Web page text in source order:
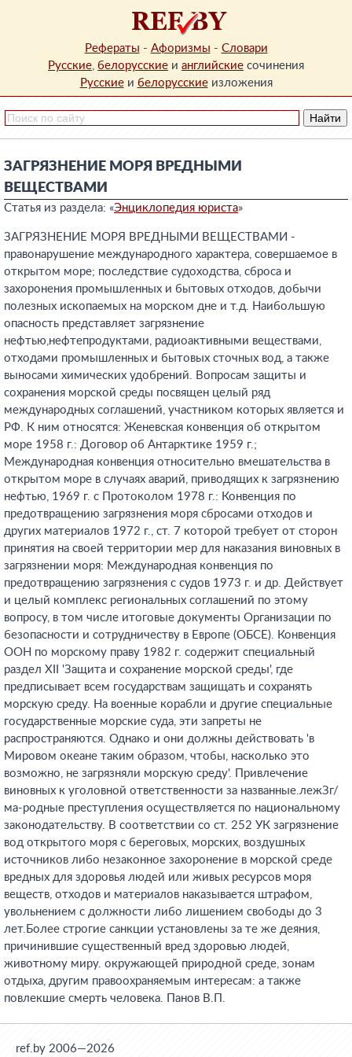
Рефераты - Афоризмы - Словари
Русские, белорусские и английские сочинения
Русскиеи белорусскиеизложения
ЗАГРЯЗНЕНИЕ МОРЯ ВРЕДНЫМИ
ВЕЩЕСТВАМИ
Статья из раздела: «Энциклопедия юриста»
ЗАГРЯЗНЕНИЕ МОРЯ ВРЕДНЫМИ ВЕЩЕСТВАМИ -
правонарушение международного характера, совершаемое в
открытом море; последствие судоходства, сброса и
захоронения промышленных и бытовых отходов, добычи
полезных ископаемых на морском дне и т.д. Наибольшую
опасность представляет загрязнение
нефтью,нефтепродуктами, радиоактивными веществами,
отходами промышленных и бытовых сточных вод, а также
выносами химических удобрений. Вопросам защиты и
сохранения морской среды посвящен целый ряд
международных соглашений, участником которых является и
РФ. К ним относятся: Женевская конвенция об открытом
море 1958 г.: Договор об Антарктике 1959 г.;
Международная конвенция относительно вмешательства в
открытом море в случаях аварий, приводящих к загрязнению
нефтью, 1969 г. с Протоколом 1978 г.: Конвенция по
предотвращению загрязнения моря сбросами отходов и
других материалов 1972 г., ст. 7 которой требует от сторон
принятия на своей территории мер для наказания виновных в
загрязнении моря: Международная конвенция по
предотвращению загрязнения с судов 1973 г. и др. Действует
и целый комплекс региональных соглашений по этому
вопросу, в том числе итоговые документы Организации по
безопасности и сотрудничеству в Европе (ОБСЕ). Конвенция
ООН по морскому праву 1982 г. содержит специальный
раздел XII 'Защита и сохранение морской среды', где
предписывает всем государствам защищать и сохранять
морскую среду. На военные корабли и другие специальные
государственные морские суда, эти запреты не
распространяются. Однако и они должны действовать 'в
Мировом океане таким образом, чтобы, насколько это
возможно, не загрязняли морскую среду'. Привлечение
виновных к уголовной ответственности за названные.лежЗг/
ма-родные преступления осуществляется по национальному
законодательству. В соответствии со ст. 252 УК загрязнение
вод открытого моря с береговых, морских, воздушных
источников либо незаконное захоронение в морской среде
вредных для здоровья людей или живых ресурсов моря
веществ, отходов и материалов наказывается штрафом,
увольнением с должности либо лишением свободы до 3
лет.Более строгие санкции установлены за те же деяния,
причинившие существенный вред здоровью людей,
животному миру. окружающей природной среде, зонам
отдыха, другим правоохраняемым интересам: а также
повлекшие смерть человека. Панов В.П.
ref.by 2006—2026